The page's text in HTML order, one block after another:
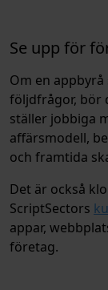
Se upp för
Om en appbyrå
följdfrågor, bör
ställer jobbiga
affärsmodell,
och framtida
Det är också
ScriptSectors
appar,
företag.